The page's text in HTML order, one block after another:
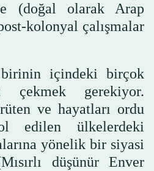
(doğal olarak Arap
kolonyal çalışmalar
içindeki birçok
çekmek gerekiyor.
ve hayatları ordu
edilen ülkelerdeki
yönelik bir siyasi
düşünür Enver